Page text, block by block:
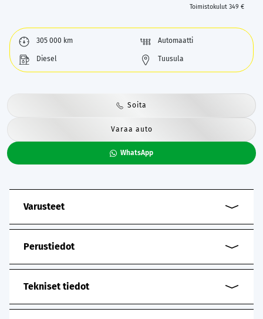
Toimistokulut 349 €
305 000 km Automaatti
Diesel Tuusula
Soita
Varaa auto
WhatsApp
Varusteet
Perustiedot
Tekniset tiedot